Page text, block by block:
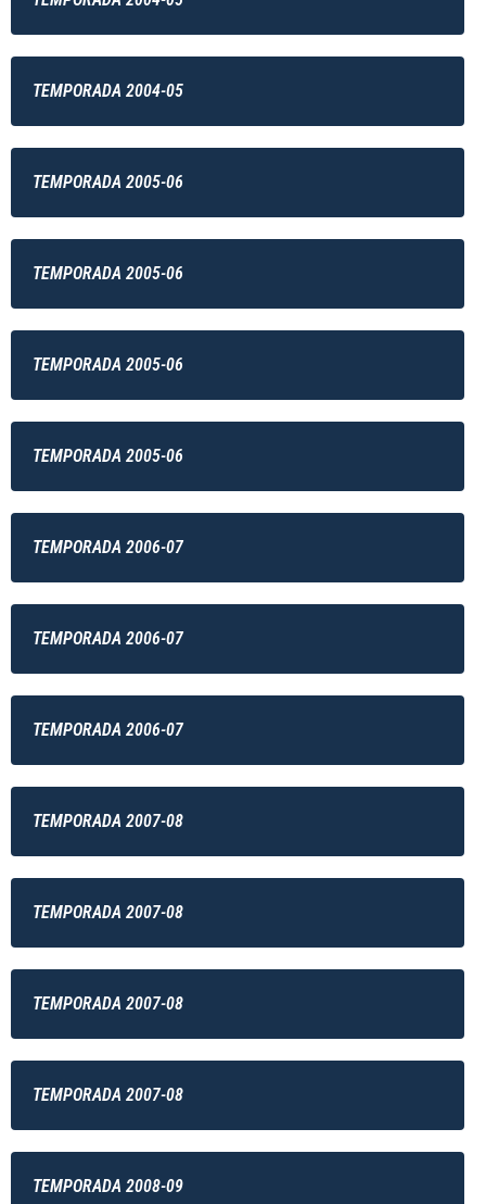
TEMPORADA 2004-05
TEMPORADA 2005-06
TEMPORADA 2005-06
TEMPORADA 2005-06
TEMPORADA 2005-06
TEMPORADA 2006-07
TEMPORADA 2006-07
TEMPORADA 2006-07
TEMPORADA 2007-08
TEMPORADA 2007-08
TEMPORADA 2007-08
TEMPORADA 2007-08
TEMPORADA 2008-09